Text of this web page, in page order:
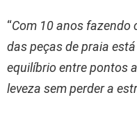
“Com 10 anos fazendo
das peças de praia
equilíbrio entre pontos
leveza sem perder a